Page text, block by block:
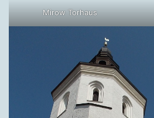
Mirow Torhaus